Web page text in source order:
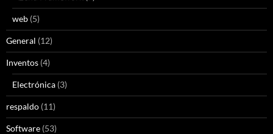
web (5)
General (12)
Inventos (4)
Electrónica (3)
respaldo (11)
Software (53)